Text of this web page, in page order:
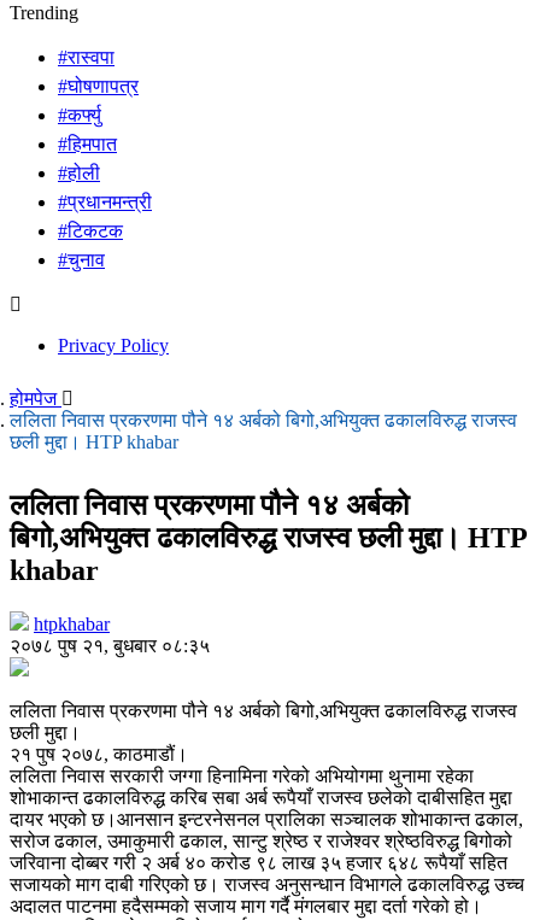
Trending
#रास्वपा
#घोषणापत्र
#कर्फ्यु
#हिमपात
#होली
#प्रधानमन्त्री
#टिकटक
#चुनाव
Privacy Policy
होमपेज
ललिता निवास प्रकरणमा पौने १४ अर्बको बिगो,अभियुक्त ढकालविरुद्ध राजस्व
छली मुद्दा। HTP khabar
ललिता निवास प्रकरणमा पौने १४ अर्बको
बिगो,अभियुक्त ढकालविरुद्ध राजस्व छली मुद्दा। HTP
khabar
htpkhabar
२०७८ पुष २१, बुधबार ०८:३५
ललिता निवास प्रकरणमा पौने १४ अर्बको बिगो,अभियुक्त ढकालविरुद्ध राजस्व
छली मुद्दा।
२१ पुष २०७८, काठमाडौं।
ललिता निवास सरकारी जग्गा हिनामिना गरेको अभियोगमा थुनामा रहेका
शोभाकान्त ढकालविरुद्ध करिब सबा अर्ब रूपैयाँ राजस्व छलेको दाबीसहित मुद्दा
दायर भएको छ।आनसान इन्टरनेसनल प्रालिका सञ्चालक शोभाकान्त ढकाल,
सरोज ढकाल, उमाकुमारी ढकाल, सान्टु श्रेष्ठ र राजेश्वर श्रेष्ठविरुद्ध बिगोको
जरिवाना दोब्बर गरी २ अर्ब ४० करोड ९८ लाख ३५ हजार ६४८ रूपैयाँ सहित
सजायको माग दाबी गरिएको छ। राजस्व अनुसन्धान विभागले ढकालविरुद्ध उच्च
अदालत पाटनमा हदैसम्मको सजाय माग गर्दै मंगलबार मुद्दा दर्ता गरेको हो।